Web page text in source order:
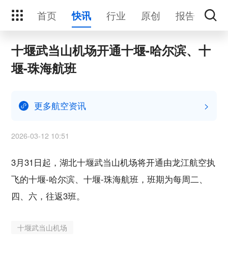
首页 快讯 行业 原创 报告 活
十堰武当山机场开通十堰-哈尔滨、十
堰-珠海航班
更多航空资讯 >
2026-03-12 10:51
3月31日起，湖北十堰武当山机场将开通由龙江航空执
飞的十堰-哈尔滨、十堰-珠海航班，班期为每周二、
四、六，往返3班。
十堰武当山机场